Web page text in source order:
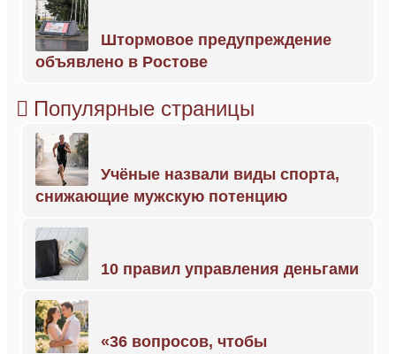
Штормовое предупреждение
объявлено в Ростове
Популярные страницы
Учёные назвали виды спорта,
снижающие мужскую потенцию
10 правил управления деньгами
«36 вопросов, чтобы